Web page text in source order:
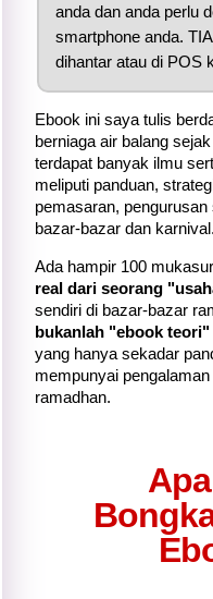
anda dan anda perlu
smartphone anda.
dihantar atau di POS
Ebook ini saya tulis
berniaga air balang
terdapat banyak ilmu
meliputi panduan,
pemasaran,
bazar-bazar dan karnival.
Ada hampir 100
real dari seorang
sendiri di bazar-bazar
bukanlah "ebook
yang hanya sekadar
mempunyai
ramadhan.